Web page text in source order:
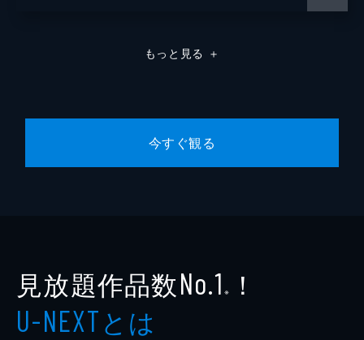
もっと見る ＋
今すぐ観る
見放題作品数No.1 ※ ！
U-NEXTとは